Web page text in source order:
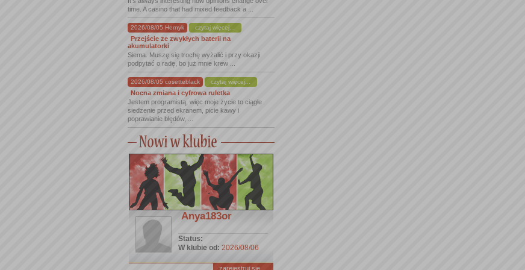
time. A casino that had mixed feedback a ...
2026/08/05 Hernyk czytaj więcej...
Przejście ze zwykłych baterii na
akumulatorki
Siema. Muszę się trochę wyżalić i przy okazji
podpytać o radę, bo już mnie krew ...
2026/08/05 cosetteblack czytaj więcej...
Nocna zmiana i cyfrowa ruletka
Jestem programistą, więc moje życie to ciągłe
siedzenie przed ekranem, picie kawy i
poprawianie błędów, ...
Anya183or
Status:
W klubie od: 2026/08/06
zarejestruj się ...